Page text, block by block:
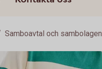
Samboavtal och sambolagen